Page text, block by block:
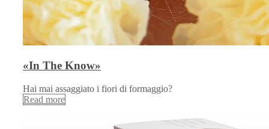
«In The Know»
Hai mai assaggiato i fiori di formaggio?
Read more